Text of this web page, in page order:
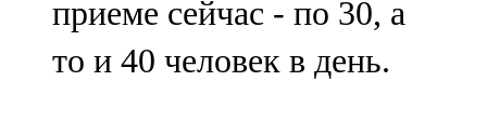
107,8 FM
Теләче
приеме сейчас - по 30, а
то и 40 человек в день.